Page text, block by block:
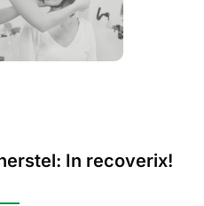
In recoverix!